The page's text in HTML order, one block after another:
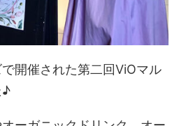
開催された第二回ViOマル
♪